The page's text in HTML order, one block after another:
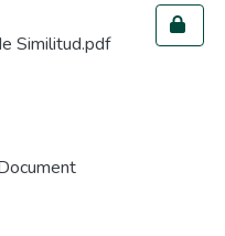
Similitud.pdf